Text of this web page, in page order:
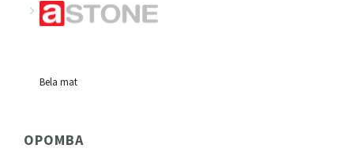
Bela mat
OPOMBA